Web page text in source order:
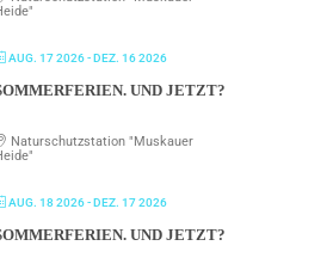
AUG. 17 2026- DEZ. 16 2026
UND JETZT?
Naturschutzstation "Muskauer
AUG. 18 2026- DEZ. 17 2026
UND JETZT?